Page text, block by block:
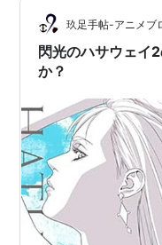
は、月刊誌・模型専
玖足手帖-アニメブ
閃光のハサウェイ
か？